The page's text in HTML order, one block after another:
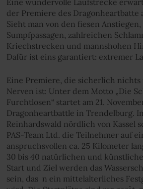
Eine wundervolle Laufstrecke
der Premiere des Dragonheartbatte
Sieht man von den fiesen
Sumpfpassagen, zahlreichen
Kriechstrecken und mannshohen
Dafür ist eins garantiert: extremer
Eine Premiere, die sicherlich nichts
Nerven ist: Unter dem Motto „Die
Furchtlosen“ startet am 21.
Dragonheartbattle in Trendelburg.
Reinhardswald nördlich von Kassel
PAS-Team Ltd. die Teilnehmer auf
anspruchsvollen ca. 25 Kilometer
30 bis 40 natürlichen und
Start und Ziel werden das
sein, das n ein mittelalterliches